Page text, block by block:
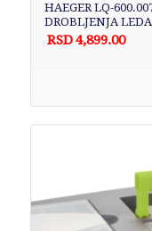
HAEGER LQ-
DROBLJENJA
RSD4,899.00